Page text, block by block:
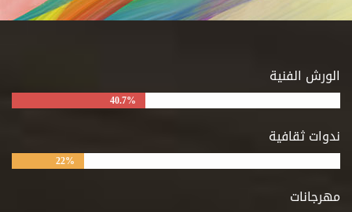
الورش الفنية
40.7%
ندوات ثقافية
22%
مهرجانات